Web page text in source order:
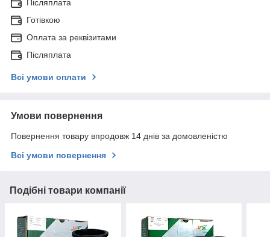
Післяплата
Готівкою
Оплата за реквізитами
Післяплата
Всі умови оплати
Умови повернення
Повернення товару впродовж 14 днів за домовленістю
Всі умови повернення
Подібні товари компанії